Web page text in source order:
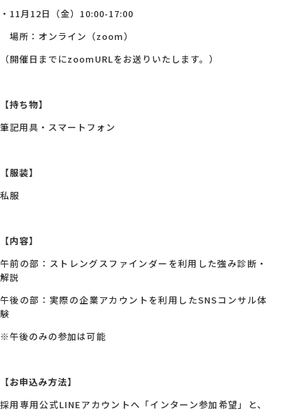
・11月12日（金）10:00-17:00
場所：オンライン（zoom）
（開催日までにzoomURLをお送りいたします。）
【持ち物】
筆記用具・スマートフォン
【服装】
私服
【内容】
午前の部：ストレングスファインダーを利用した強み診断・
解説
午後の部：実際の企業アカウントを利用したSNSコンサル体
験
※午後のみの参加は可能
【お申込み方法】
採用専用公式LINEアカウントへ「インターン参加希望」と、